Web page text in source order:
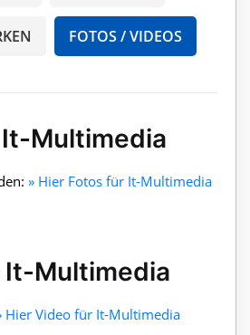
FOTOS / VIDEOS
Multimedia
» Hier Fotos für It-Multimedia
It-Multimedia
Hier Video für It-Multimedia